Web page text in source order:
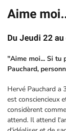
Aime
Du Jeudi 22
"Aime moi... Si tu
Pauchard,
Hervé Pauchard a
est consciencieux
considèrent
attend. Il attend